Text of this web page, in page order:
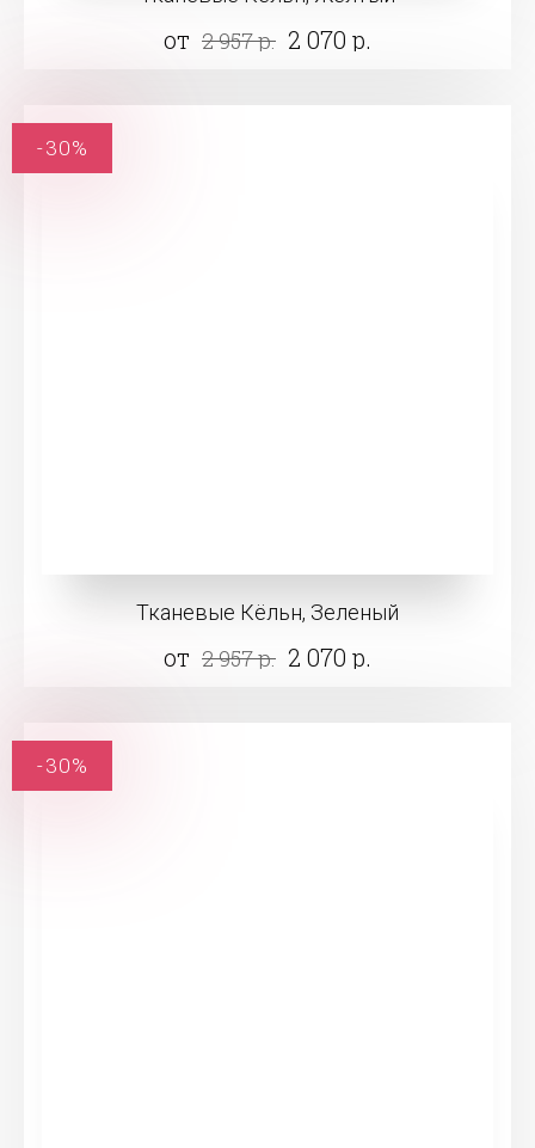
от 2 957 р. 2 070 р.
Тканевые Кёльн, Зеленый
от 2 957 р. 2 070 р.
-30%
-30%